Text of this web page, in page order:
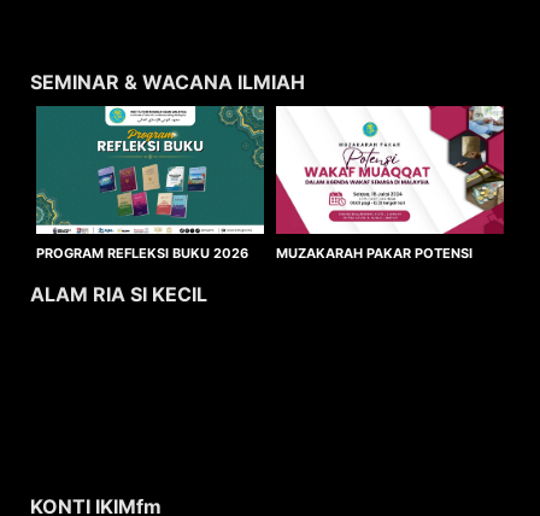
SEMINAR & WACANA ILMIAH
PROGRAM REFLEKSI BUKU 2026
MUZAKARAH PAKAR POTENSI
ALAM RIA SI KECIL
KONTI IKIMfm